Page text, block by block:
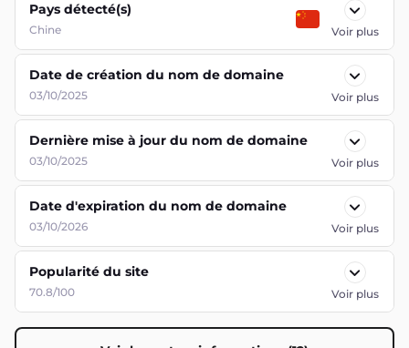
Pays détecté(s)
Chine Voir plus
Date de création du nom de domaine
03/10/2025 Voir plus
Dernière mise à jour du nom de domaine
03/10/2025 Voir plus
Date d'expiration du nom de domaine
03/10/2026 Voir plus
Popularité du site
70.8/100 Voir plus